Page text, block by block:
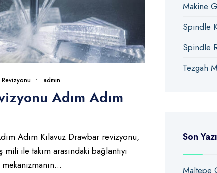
• admin
Adım Adım
Adım Kılavuz Drawbar revizyonu,
ile takım arasındaki bağlantıyı
...
Makine
Spindle
Spindle
Tezgah
Son
Maltepe